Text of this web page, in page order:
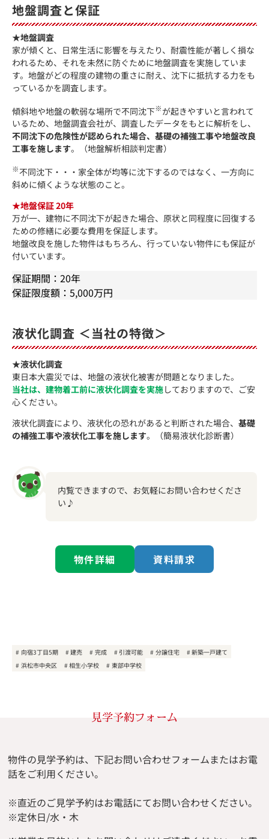
地盤調査と保証
★地盤調査
家が傾くと、日常生活に影響を与えたり、耐震性能が著しく損な
われるため、それを未然に防ぐために地盤調査を実施していま
す。地盤がどの程度の建物の重さに耐え、沈下に抵抗する力をも
っているかを調査します。
傾斜地や地盤の軟弱な場所で不同沈下※が起きやすいと言われて
いるため、地盤調査会社が、調査したデータをもとに解析をし、
不同沈下の危険性が認められた場合、基礎の補強工事や地盤改良
工事を施します。（地盤解析相談判定書）
※不同沈下・・・家全体が均等に沈下するのではなく、一方向に
斜めに傾くような状態のこと。
★地盤保証 20年
万が一、建物に不同沈下が起きた場合、原状と同程度に回復する
ための修繕に必要な費用を保証します。
地盤改良を施した物件はもちろん、行っていない物件にも保証が
付いています。
保証期間：20年
保証限度額：5,000万円
液状化調査 ＜当社の特徴＞
★液状化調査
東日本大震災では、地盤の液状化被害が問題となりました。
当社は、建物着工前に液状化調査を実施しておりますので、ご安
心ください。
液状化調査により、液状化の恐れがあると判断された場合、 基礎
の補強工事や液状化工事を施します。（簡易液状化診断書）
内覧できますので、お気軽にお問い合わせくださ
い♪
物件詳細 資料請求
向宿3丁目5期 建売 完成 引渡可能 分譲住宅
新築一戸建て
浜松市中央区
相生小学校 東部中学校
見学予約フォーム
物件の見学予約は、下記お問い合わせフォームまたはお電
話をご利用ください。
※直近のご見学予約はお電話にてお問い合わせください。
※定休日/水・木